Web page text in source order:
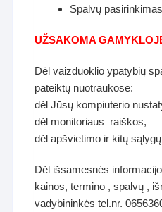
Spalvų
UŽSAKOMA
Dėl vaizduoklio ypatybių
pateiktų nuotraukose:
dėl Jūsų kompiuterio
dėl monitoriaus raiškos,
dėl apšvietimo ir kitų sąlygų
Dėl išsamesnės
kainos, termino , spalvų ,
vadybininkės tel.nr.